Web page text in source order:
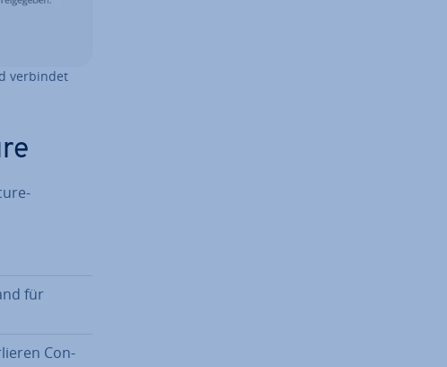
verbindet
für
Con­